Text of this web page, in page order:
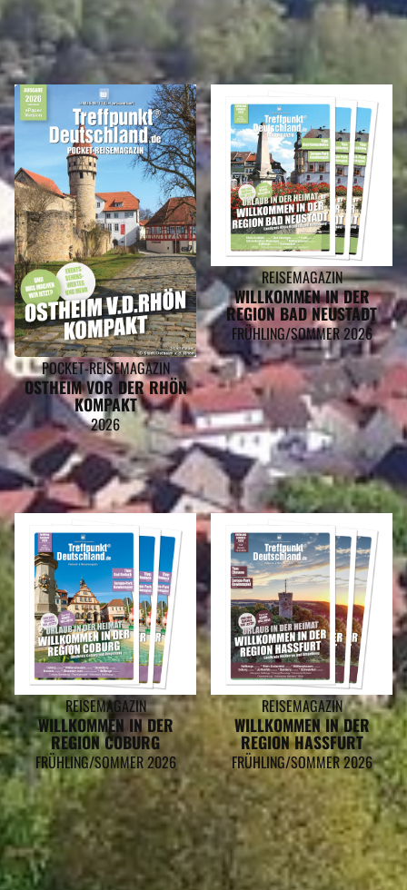
IN DIESEN REISEMAGAZINEN FINDEN SIE DEN LANDKREIS SCHMALKALDEN-
MEININGEN
POCKET-REISEMAGAZIN
OSTHEIM VOR DER RHÖN
KOMPAKT
2026
REISEMAGAZIN
WILLKOMMEN IN DER
REGION BAD NEUSTADT
FRÜHLING/SOMMER 2026
REISEMAGAZIN
WILLKOMMEN IN DER
REGION COBURG
FRÜHLING/SOMMER 2026
REISEMAGAZIN
WILLKOMMEN IN DER
REGION HASSFURT
FRÜHLING/SOMMER 2026